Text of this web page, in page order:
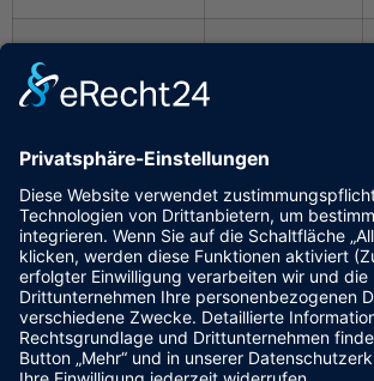
Adolf Fischer
Lothar Welte 20.10-1958